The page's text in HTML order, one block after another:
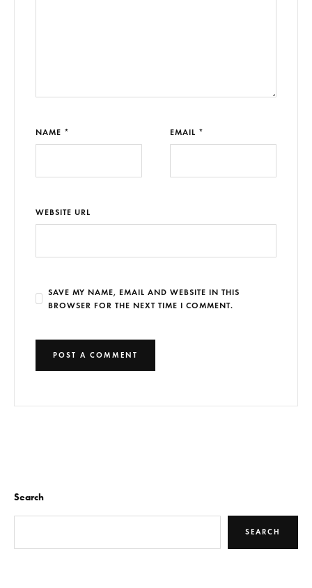
NAME * EMAIL *
WEBSITE URL
SAVE MY NAME, EMAIL AND WEBSITE IN THIS
BROWSER FOR THE NEXT TIME I COMMENT.
Search
SEARCH